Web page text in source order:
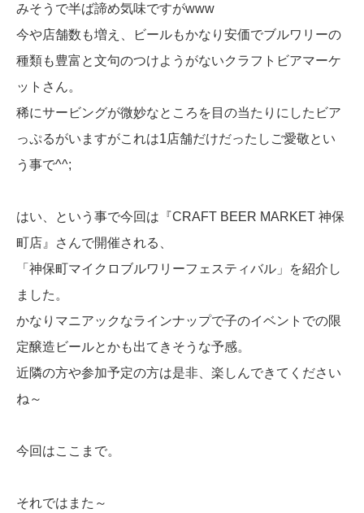
みそうで半ば諦め気味ですがwww
今や店舗数も増え、ビールもかなり安価でブルワリーの
種類も豊富と文句のつけようがないクラフトビアマーケ
ットさん。
稀にサービングが微妙なところを目の当たりにしたビア
っぷるがいますがこれは1店舗だけだったしご愛敬とい
う事で^^;
はい、という事で今回は『CRAFT BEER MARKET 神保
町店』さんで開催される、
「神保町マイクロブルワリーフェスティバル」を紹介し
ました。
かなりマニアックなラインナップで子のイベントでの限
定醸造ビールとかも出てきそうな予感。
近隣の方や参加予定の方は是非、楽しんできてください
ね～
今回はここまで。
それではまた～